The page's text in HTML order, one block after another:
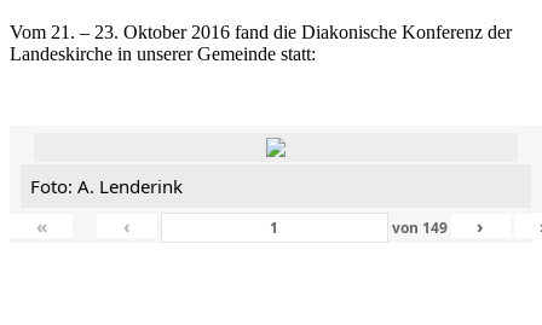
Vom 21. – 23. Oktober 2016 fand die Diakonische Konferenz der
Landeskirche in unserer Gemeinde statt:
Foto: A. Lenderink
«
‹ von 149 ›